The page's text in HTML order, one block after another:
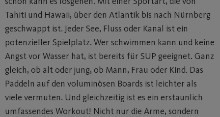
Tahiti und Hawaii, über den Atlantik bis nach Nürnberg
geschwappt ist. Jeder See, Fluss oder Kanal ist ein
potenzieller Spielplatz. Wer schwimmen kann und keine
Angst vor Wasser hat, ist bereits für SUP geeignet. Ganz
gleich, ob alt oder jung, ob Mann, Frau oder Kind. Das
Paddeln auf den voluminösen Boards ist leichter als
viele vermuten. Und gleichzeitig ist es ein erstaunlich
umfassendes Workout! Nicht nur die Arme, sondern